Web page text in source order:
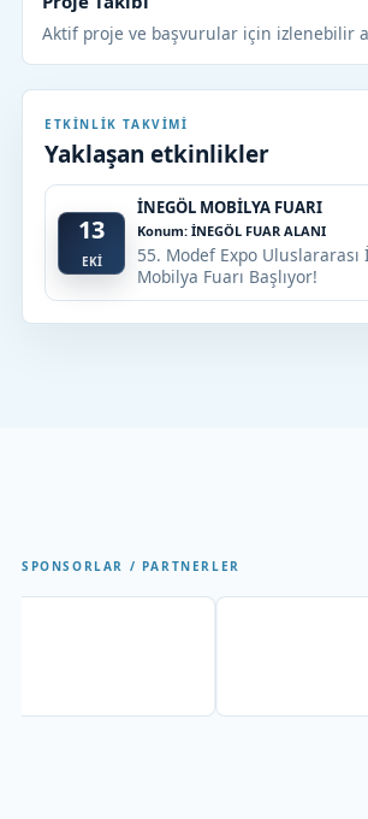
Aktif proje ve başvurular için izlenebilir
ETKINLIK TAKVIMI
Yaklaşan etkinlikler
13
EKİ
İNEGÖL MOBİLYA FUARI
Konum: İNEGÖL FUAR ALANI
55. Modef Expo Uluslararası
Mobilya Fuarı Başlıyor!
SPONSORLAR / PARTNERLER